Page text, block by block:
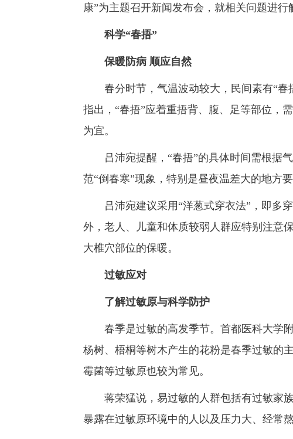
康”为主题召开新闻发布会，就相关问题进行
科学“春捂”
保暖防病 顺应自然
春分时节，气温波动较大，民间素有“春
指出，“春捂”应着重捂背、腹、足等部位，
为宜。
吕沛宛提醒，“春捂”的具体时间需根据气
范“倒春寒”现象，特别是昼夜温差大的地方要
吕沛宛建议采用“洋葱式穿衣法”，即多穿
外，老人、儿童和体质较弱人群应特别注意
大椎穴部位的保暖。
过敏应对
了解过敏原与科学防护
春季是过敏的高发季节。首都医科大学附
杨树、梧桐等树木产生的花粉是春季过敏的
霉菌等过敏原也较为常见。
蒋荣猛说，易过敏的人群包括有过敏家族
暴露在过敏原环境中的人以及压力大、经常